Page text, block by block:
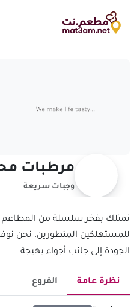
مرطبات
وجبات سريعة
نمتلك بفخر سلسلة من المطاعم
للمستهلكين المتطورين. نحن
الجودة إلى جانب أجواء بهيجة
نظرة عامة الفروع